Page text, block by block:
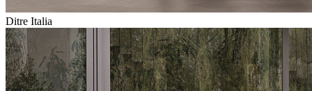
Ditre Italia